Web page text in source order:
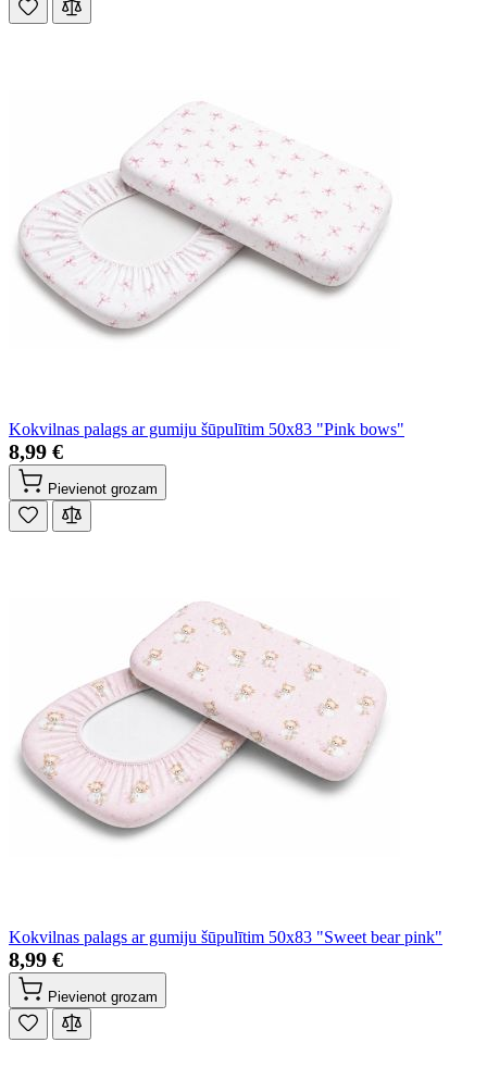
Kokvilnas palags ar gumiju šūpulītim 50x83 "Pink bows"
8,99 €
Pievienot grozam
Kokvilnas palags ar gumiju šūpulītim 50x83 "Sweet bear pink"
8,99 €
Pievienot grozam